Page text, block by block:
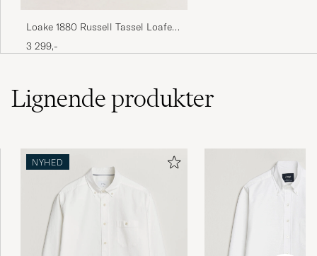
Loake 1880 Russell Tassel Loafer
Black Calf
3 299,-
Lignendeprodukter
NYHED